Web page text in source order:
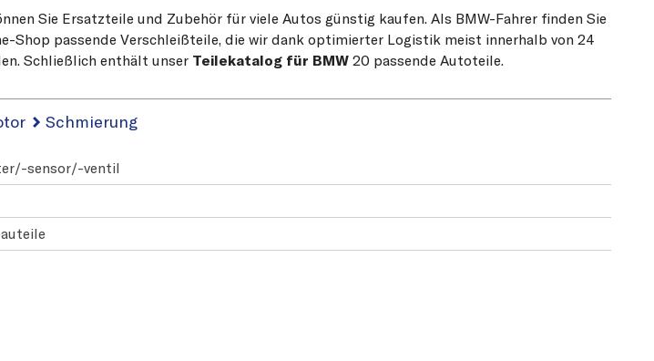
Sie Ersatzteile und Zubehör für viele Autos günstig kaufen. Als BMW-Fahrer finden Sie
Shop passende Verschleißteile, die wir dank optimierter Logistik meist innerhalb von 24
Schließlich enthält unser Teilekatalog für BMW 20 passende Autoteile.
Schmierung
sensor/-ventil